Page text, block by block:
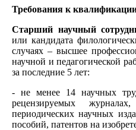
Требования к
Старший научный
или кандидата
случаях – высшее
научной и педагогической
за последние 5 лет:
- не менее 14 научных
рецензируемых
периодических научных
пособий, патентов на